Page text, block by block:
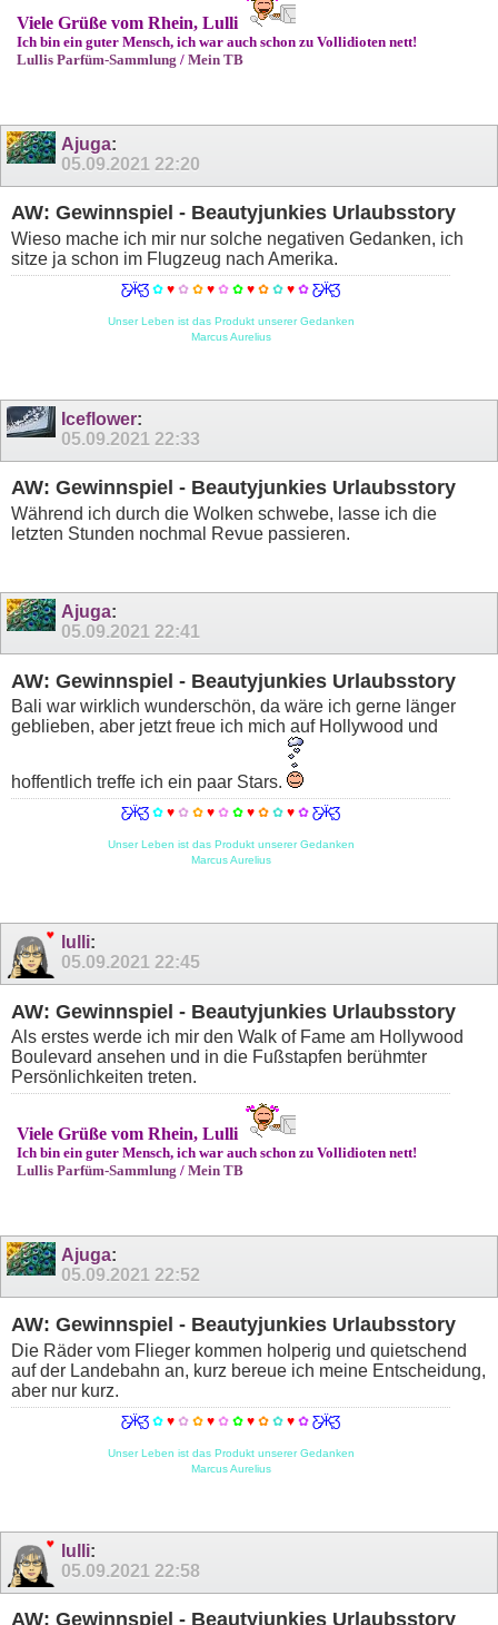
Viele Grüße vom Rhein, Lulli
Ich bin ein guter Mensch, ich war auch schon zu Vollidioten nett!
Lullis Parfüm-Sammlung / Mein TB
Ajuga:
05.09.2021 22:20
AW: Gewinnspiel - Beautyjunkies Urlaubsstory
Wieso mache ich mir nur solche negativen Gedanken, ich
sitze ja schon im Flugzeug nach Amerika.
Ƹ̵̡Ӝ̵̨̄Ʒ ✿♥✿ ✿ ♥✿✿♥✿✿♥✿Ƹ̵̡Ӝ̵̨̄Ʒ
Unser Leben ist das Produkt unserer Gedanken
Marcus Aurelius
Iceflower:
05.09.2021 22:33
AW: Gewinnspiel - Beautyjunkies Urlaubsstory
Während ich durch die Wolken schwebe, lasse ich die
letzten Stunden nochmal Revue passieren.
Ajuga:
05.09.2021 22:41
AW: Gewinnspiel - Beautyjunkies Urlaubsstory
Bali war wirklich wunderschön, da wäre ich gerne länger
geblieben, aber jetzt freue ich mich auf Hollywood und
hoffentlich treffe ich ein paar Stars.
Ƹ̵̡Ӝ̵̨̄Ʒ ✿♥✿ ✿ ♥✿✿♥✿✿♥✿Ƹ̵̡Ӝ̵̨̄Ʒ
Unser Leben ist das Produkt unserer Gedanken
Marcus Aurelius
lulli:
05.09.2021 22:45
AW: Gewinnspiel - Beautyjunkies Urlaubsstory
Als erstes werde ich mir den Walk of Fame am Hollywood
Boulevard ansehen und in die Fußstapfen berühmter
Persönlichkeiten treten.
Viele Grüße vom Rhein, Lulli
Ich bin ein guter Mensch, ich war auch schon zu Vollidioten nett!
Lullis Parfüm-Sammlung / Mein TB
Ajuga:
05.09.2021 22:52
AW: Gewinnspiel - Beautyjunkies Urlaubsstory
Die Räder vom Flieger kommen holperig und quietschend
auf der Landebahn an, kurz bereue ich meine Entscheidung,
aber nur kurz.
Ƹ̵̡Ӝ̵̨̄Ʒ ✿♥✿ ✿ ♥✿✿♥✿✿♥✿Ƹ̵̡Ӝ̵̨̄Ʒ
Unser Leben ist das Produkt unserer Gedanken
Marcus Aurelius
lulli:
05.09.2021 22:58
AW: Gewinnspiel - Beautyjunkies Urlaubsstory